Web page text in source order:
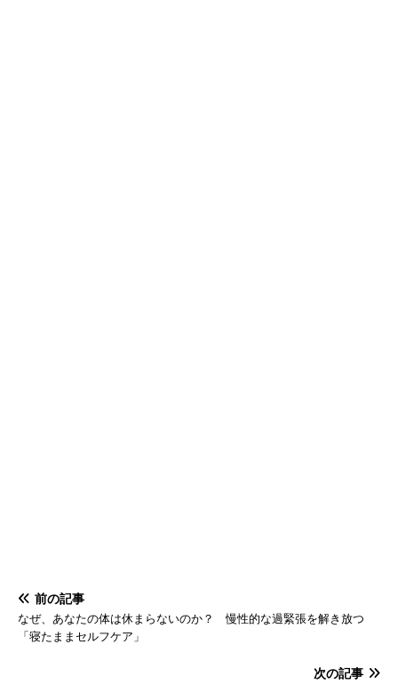
前の記事
なぜ、あなたの体は休まらないのか？ 慢性的な過緊張を解き放つ
「寝たままセルフケア」
次の記事